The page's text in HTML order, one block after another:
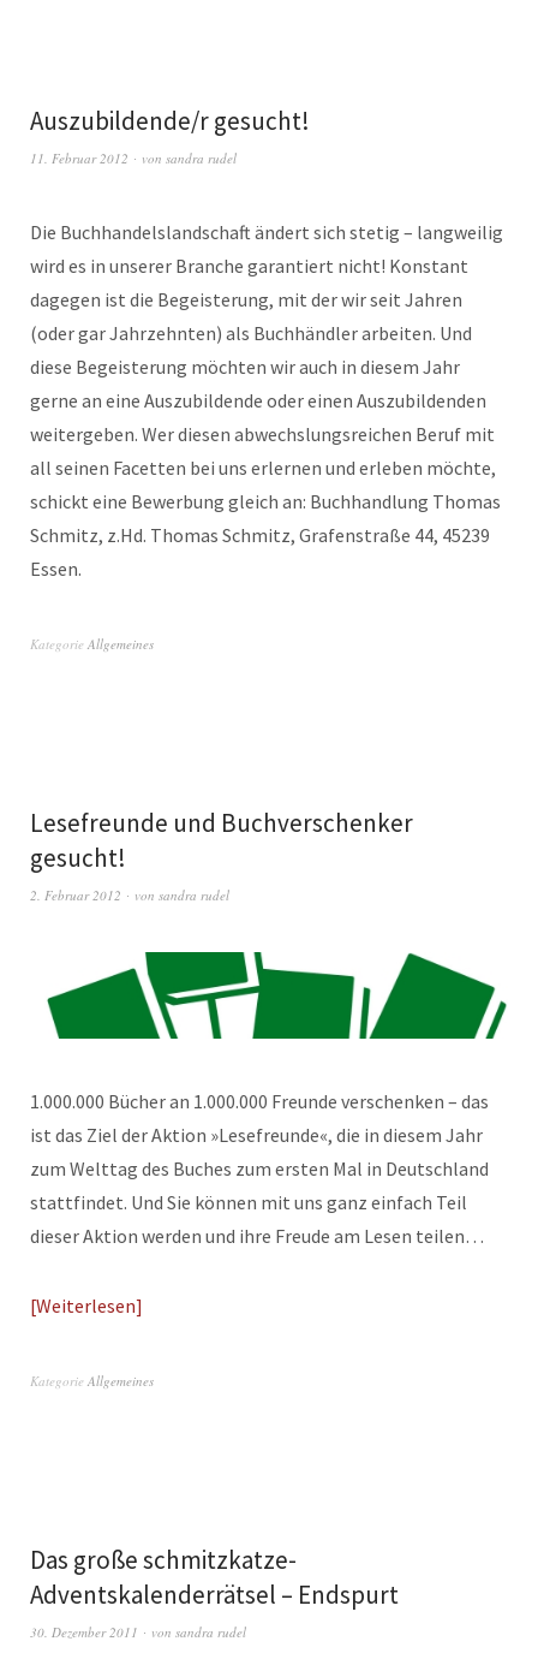
Auszubildende/r gesucht!
11. Februar 2012 von sandra rudel
Die Buchhandelslandschaft ändert sich stetig – langweilig
wird es in unserer Branche garantiert nicht! Konstant
dagegen ist die Begeisterung, mit der wir seit Jahren
(oder gar Jahrzehnten) als Buchhändler arbeiten. Und
diese Begeisterung möchten wir auch in diesem Jahr
gerne an eine Auszubildende oder einen Auszubildenden
weitergeben. Wer diesen abwechslungsreichen Beruf mit
all seinen Facetten bei uns erlernen und erleben möchte,
schickt eine Bewerbung gleich an: Buchhandlung Thomas
Schmitz, z.Hd. Thomas Schmitz, Grafenstraße 44, 45239
Essen.
Kategorie Allgemeines
Lesefreunde und Buchverschenker
gesucht!
2. Februar 2012 von sandra rudel
1.000.000 Bücher an 1.000.000 Freunde verschenken – das
ist das Ziel der Aktion »Lesefreunde«, die in diesem Jahr
zum Welttag des Buches zum ersten Mal in Deutschland
stattfindet. Und Sie können mit uns ganz einfach Teil
dieser Aktion werden und ihre Freude am Lesen teilen…
Weiterlesen
Kategorie Allgemeines
Das große schmitzkatze-
Adventskalenderrätsel – Endspurt
30. Dezember 2011 von sandra rudel